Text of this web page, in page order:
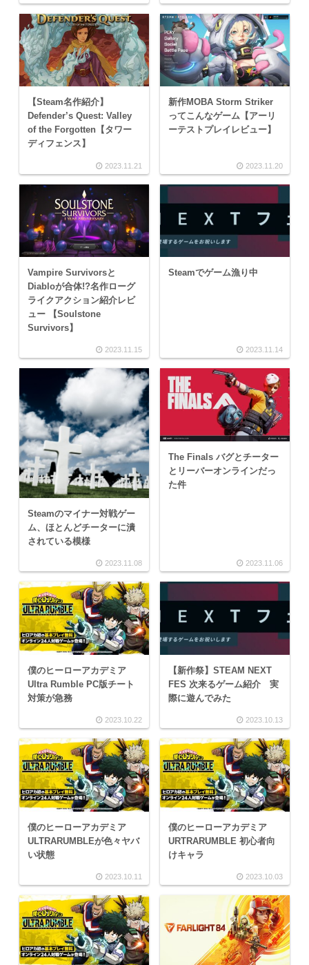
【Steam名作紹介】
Defender’s Quest: Valley
of the Forgotten【タワー
ディフェンス】
2023.11.21
新作MOBA Storm Striker
ってこんなゲーム【アーリ
ーテストプレイレビュー】
2023.11.20
Vampire Survivorsと
Diabloが合体!?名作ローグ
ライクアクション紹介レビ
ュー 【Soulstone
Survivors】
2023.11.15
Steamでゲーム漁り中
2023.11.14
Steamのマイナー対戦ゲー
ム、ほとんどチーターに潰
されている模様
2023.11.08
The Finals バグとチーター
とリーバーオンラインだっ
た件
2023.11.06
僕のヒーローアカデミア
Ultra Rumble PC版チート
対策が急務
2023.10.22
【新作祭】STEAM NEXT
FES 次来るゲーム紹介 実
際に遊んでみた
2023.10.13
僕のヒーローアカデミア
ULTRARUMBLEが色々ヤバ
い状態
2023.10.11
僕のヒーローアカデミア
URTRARUMBLE 初心者向
けキャラ
2023.10.03